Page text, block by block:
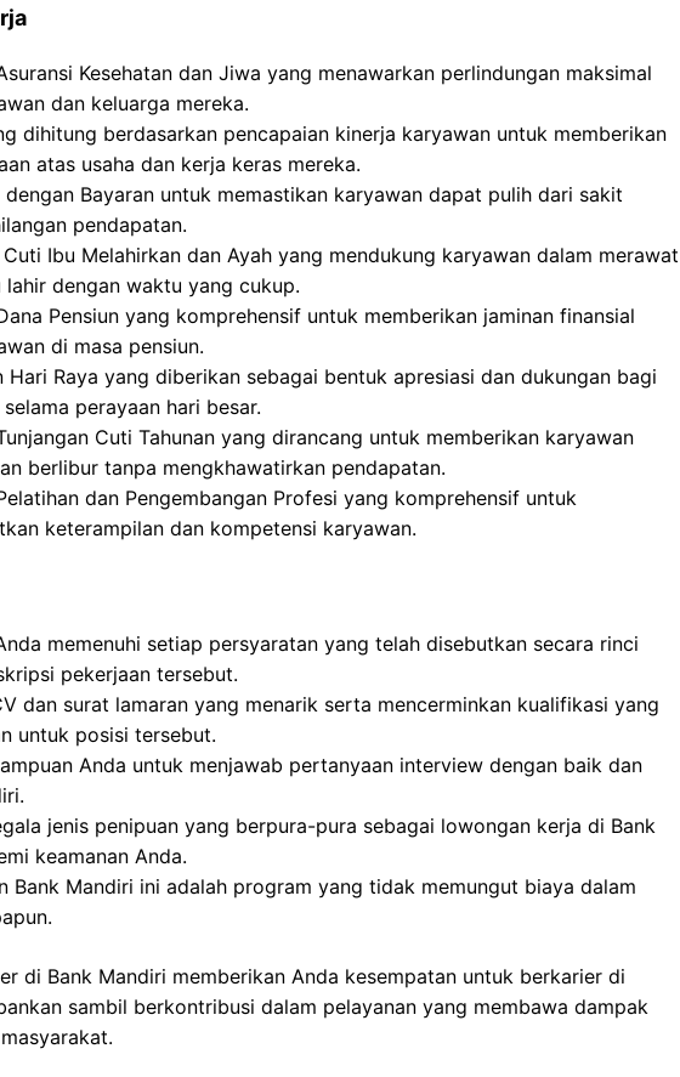
Kesehatan dan Jiwa yang menawarkan perlindungan maksimal
dan keluarga mereka.
dihitung berdasarkan pencapaian kinerja karyawan untuk memberikan
atas usaha dan kerja keras mereka.
Bayaran untuk memastikan karyawan dapat pulih dari sakit
pendapatan.
Cuti Ibu Melahirkan dan Ayah yang mendukung karyawan dalam merawat
lahir dengan waktu yang cukup.
Pensiun yang komprehensif untuk memberikan jaminan finansial
di masa pensiun.
Hari Raya yang diberikan sebagai bentuk apresiasi dan dukungan bagi
perayaan hari besar.
Cuti Tahunan yang dirancang untuk memberikan karyawan
berlibur tanpa mengkhawatirkan pendapatan.
dan Pengembangan Profesi yang komprehensif untuk
keterampilan dan kompetensi karyawan.
memenuhi setiap persyaratan yang telah disebutkan secara rinci
pekerjaan tersebut.
dan surat lamaran yang menarik serta mencerminkan kualifikasi yang
untuk posisi tersebut.
Anda untuk menjawab pertanyaan interview dengan baik dan
jenis penipuan yang berpura-pura sebagai lowongan kerja di Bank
keamanan Anda.
Bank Mandiri ini adalah program yang tidak memungut biaya dalam
di Bank Mandiri memberikan Anda kesempatan untuk berkarier di
sambil berkontribusi dalam pelayanan yang membawa dampak